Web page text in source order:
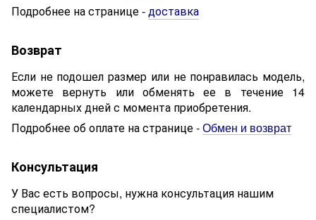
Подробнее на странице - доставка
Возврат
Если не подошел размер или не понравилась модель,
можете вернуть или обменять ее в течение 14
календарных дней с момента приобретения.
Подробнее об оплате на странице - Обмен и возврат
Консультация
У Вас есть вопросы, нужна консультация нашим
специалистом?